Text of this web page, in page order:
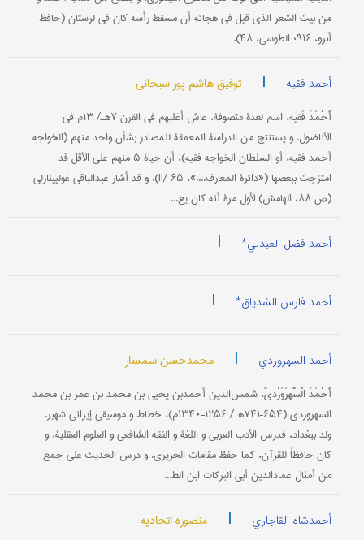
من بیت الشعر الذي قیل في هجائه أن مسقط رأسه کان في لرستان (حافظ
أبرو، ۹۱۶؛ الطوسي، ۴۸).
أحمد فقیه | توفیق هاشم پور سبحانی
أَحْمَدُ فَقیه، اسم لعدة متصوفة، عاش أغلبهم في القرن ۷هـ/ ۱۳م في
الأناضول. و یستنتج من الدراسة المعمقة للمصادر بشأن واحد منهم (الخواجه
أحمد فقیه، أو السلطان الخواجه فقیه)، أن حیاة ۵ منهم علی الأقل قد
امتزجت ببعضها («دائرة المعارف....»، II/ ۶۵). و قد أشار عبدالباقي غولپینارلي
(ص ۸۸، الهامش) لأول مرة أنه کان یع...
أحمد فضل العبدلي* |
أحمد فارس الشدیاق* |
أحمد السهروردي | محمدحسن سمسار
أَحْمَدُ الْسُّهرَوَرْديّ، شمس‌الدین أحمدبن یحیی بن محمد بن عمر بن محمد
السهروردي (۶۵۴–۷۴۱هـ/ ۱۲۵۶–۱۳۴۰م)، خطاط و موسیقي إیراني شهیر.
ولد ببغداد، فدرس الأدب العربي و اللغة و الفقه الشافعي و العلوم العقلیة، و
کان حافظاً للقرآن، کما حفظ مقامات الحریري. و درس الحدیث علی جمع
من أمثال عمادالدین أبي البرکات ابن الط...
أحمدشاه القاجاري | منصوره اتحادیه